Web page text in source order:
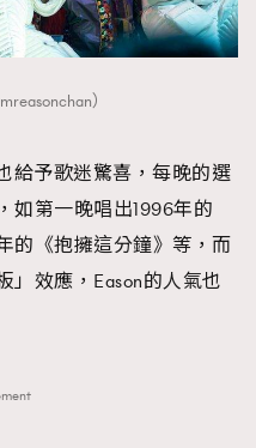
）
給予歌迷驚喜，每晚的選
如第一晚唱出1996年的
的《抱擁這分鐘》等，而
」效應，Eason的人氣也